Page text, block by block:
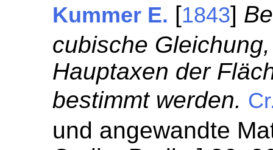
Kummer E. [1843]
cubische
Hauptaxen der
bestimmt werden.
und angewandte